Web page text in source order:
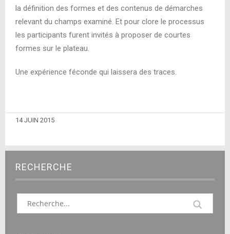
la définition des formes et des contenus de démarches
relevant du champs examiné. Et pour clore le processus
les participants furent invités à proposer de courtes
formes sur le plateau.
Une expérience féconde qui laissera des traces.
14 JUIN 2015
RECHERCHE